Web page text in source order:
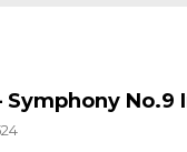
Symphony No.9